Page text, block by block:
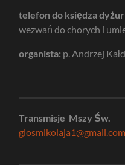
telefon do księdza
wezwań do chorych i
organista: p. Andrzej
Transmisje Mszy Św.
glosmikolaja1@gmail.com